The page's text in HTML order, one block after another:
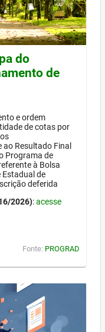
do
de
e ordem
de cotas por
Resultado Final
Programa de
à Bolsa
Estadual de
deferida
2026):acesse
Fonte: PROGRAD